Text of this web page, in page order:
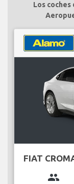
Los
FIAT
group